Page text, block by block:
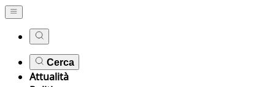
Cerca
Attualità